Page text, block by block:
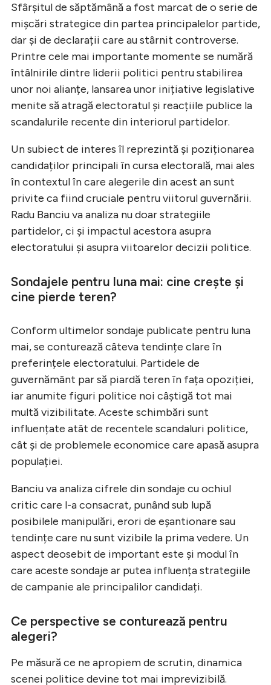
Sfârșitul de săptămână a fost marcat de o serie de
mișcări strategice din partea principalelor partide,
dar și de declarații care au stârnit controverse.
Printre cele mai importante momente se numără
întâlnirile dintre liderii politici pentru stabilirea
unor noi alianțe, lansarea unor inițiative legislative
menite să atragă electoratul și reacțiile publice la
scandalurile recente din interiorul partidelor.
Un subiect de interes îl reprezintă și poziționarea
candidaților principali în cursa electorală, mai ales
în contextul în care alegerile din acest an sunt
privite ca fiind cruciale pentru viitorul guvernării.
Radu Banciu va analiza nu doar strategiile
partidelor, ci și impactul acestora asupra
electoratului și asupra viitoarelor decizii politice.
Sondajele pentru luna mai: cine crește și
cine pierde teren?
Conform ultimelor sondaje publicate pentru luna
mai, se conturează câteva tendințe clare în
preferințele electoratului. Partidele de
guvernământ par să piardă teren în fața opoziției,
iar anumite figuri politice noi câștigă tot mai
multă vizibilitate. Aceste schimbări sunt
influențate atât de recentele scandaluri politice,
cât și de problemele economice care apasă asupra
populației.
Banciu va analiza cifrele din sondaje cu ochiul
critic care l-a consacrat, punând sub lupă
posibilele manipulări, erori de eșantionare sau
tendințe care nu sunt vizibile la prima vedere. Un
aspect deosebit de important este și modul în
care aceste sondaje ar putea influența strategiile
de campanie ale principalilor candidați.
Ce perspective se conturează pentru
alegeri?
Pe măsură ce ne apropiem de scrutin, dinamica
scenei politice devine tot mai imprevizibilă.